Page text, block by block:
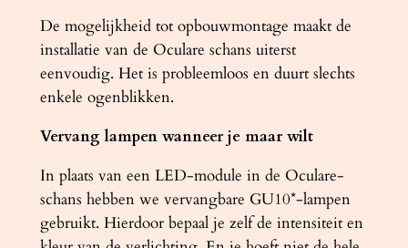
De mogelijkheid tot opbouwmontage maakt de
installatie van de Oculare schans uiterst
eenvoudig. Het is probleemloos en duurt slechts
enkele ogenblikken.
Vervang lampen wanneer je maar wilt
In plaats van een LED-module in de Oculare-
schans hebben we vervangbare GU10*-lampen
gebruikt. Hierdoor bepaal je zelf de intensiteit en